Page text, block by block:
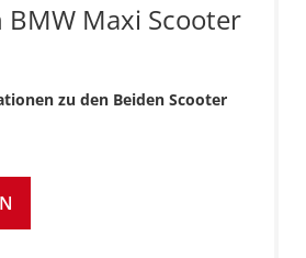
BMW Maxi Scooter
zu den Beiden Scooter